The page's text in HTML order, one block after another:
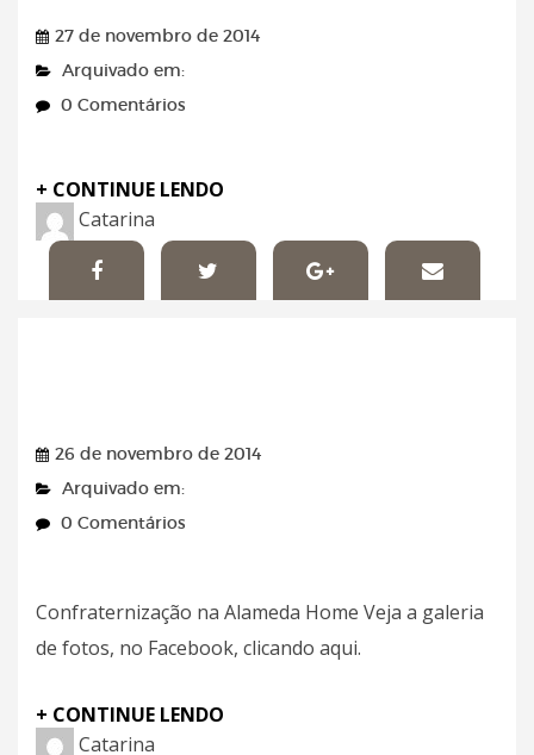
27 de novembro de 2014
Arquivado em:
0 Comentários
+ CONTINUE LENDO
Catarina
26 de novembro de 2014
Arquivado em:
0 Comentários
Confraternização na Alameda Home Veja a galeria
de fotos, no Facebook, clicando aqui.
+ CONTINUE LENDO
Catarina